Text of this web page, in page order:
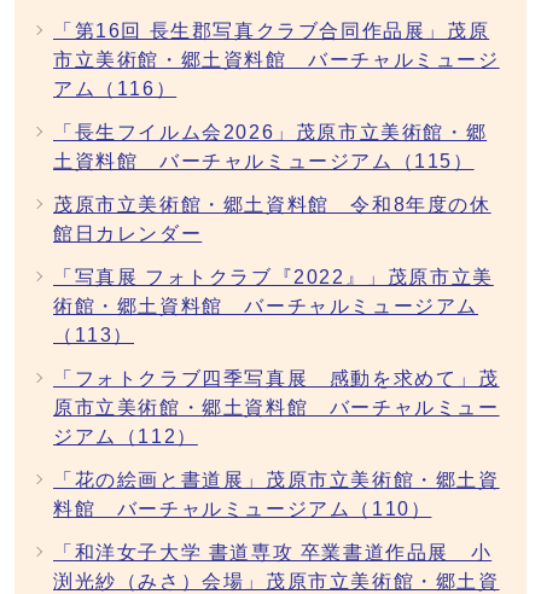
「第16回 長生郡写真クラブ合同作品展」茂原
市立美術館・郷土資料館 バーチャルミュージ
アム（116）
「長生フイルム会2026」茂原市立美術館・郷
土資料館 バーチャルミュージアム（115）
茂原市立美術館・郷土資料館 令和8年度の休
館日カレンダー
「写真展 フォトクラブ『2022』」茂原市立美
術館・郷土資料館 バーチャルミュージアム
（113）
「フォトクラブ四季写真展 感動を求めて」茂
原市立美術館・郷土資料館 バーチャルミュー
ジアム（112）
「花の絵画と書道展」茂原市立美術館・郷土資
料館 バーチャルミュージアム（110）
「和洋女子大学 書道専攻 卒業書道作品展 小
渕光紗（みさ）会場」茂原市立美術館・郷土資